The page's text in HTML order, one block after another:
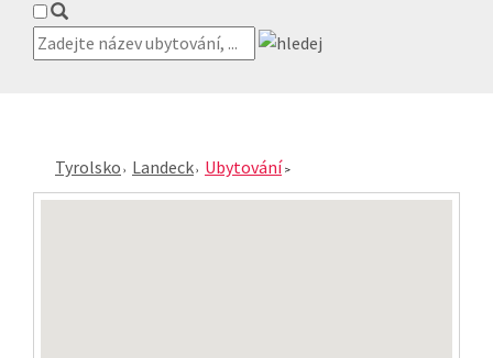
Tyrolsko Landeck Ubytování